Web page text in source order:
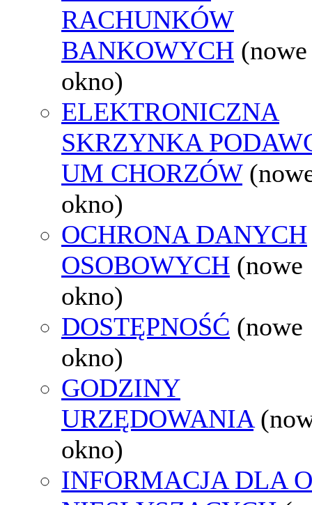
RACHUNKÓW
BANKOWYCH (nowe
okno)
ELEKTRONICZNA
SKRZYNKA
UM CHORZÓW
okno)
OCHRONA DANYCH
OSOBOWYCH (nowe
okno)
DOSTĘPNOŚĆ (nowe
okno)
GODZINY
URZĘDOWANIA
okno)
INFORMACJA DLA